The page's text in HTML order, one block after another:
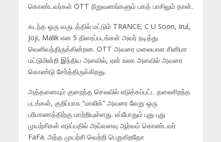
கொண்டவர்கள் OTT நிறுவனங்களும் பகத் பாசிலும் தான்.
கடந்த ஒரு வருடத்தில் மட்டும் TRANCE, C U Soon, Irul,
Joji, Malik என 5 திரைப்படங்கள் அவர் நடித்து
வெளிவந்திருக்கின்றன. OTT அவரை மலையாள சினிமா
மட்டுமின்றி இந்திய அளவில், ஏன் உலக அளவில் அவரை
கொண்டு சேர்த்திருக்கிறது.
அத்தனையும் குறைந்த செலவில் எடுக்கப்பட்ட தலைசிறந்த
படங்கள், குறிப்பாக “மாலிக்” அவரை வேறு ஒரு
பரிமாணத்திற்கு மாற்றியுள்ளது. எப்போதும் புது புது
முயற்சிகள் எடுப்பதில் அவ்வளவு ஆர்வம் கொண்டவர்
FaFa. அந்த முயற்சி வெற்றி பெறுகிறதோ